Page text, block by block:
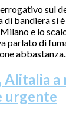
sul
di bandiera si
e lo
parlato di
Alitalia a
urgente